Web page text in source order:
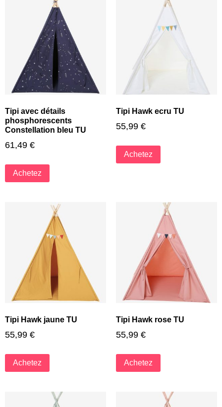
Tipi avec détails
phosphorescents
Constellation bleu TU
61,49 €
Achetez
Tipi Hawk ecru TU
55,99 €
Achetez
Tipi Hawk jaune TU
55,99 €
Achetez
Tipi Hawk rose TU
55,99 €
Achetez